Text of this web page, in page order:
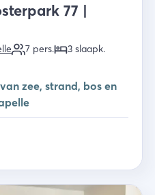
77 |
7 pers. 3 slaapk.
zee, strand, bos en